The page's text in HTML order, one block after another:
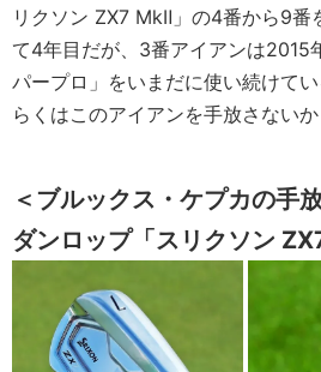
リクソン ZX7 MkⅡ」の4番から9番
て4年目だが、3番アイアンは2015
パープロ」をいまだに使い続けて
らくはこのアイアンを手放さないか
＜ブルックス・ケプカの手
ダンロップ「スリクソン